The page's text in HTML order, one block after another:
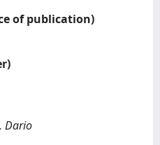
of publication)
Dario